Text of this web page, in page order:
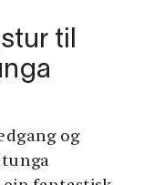
til
og